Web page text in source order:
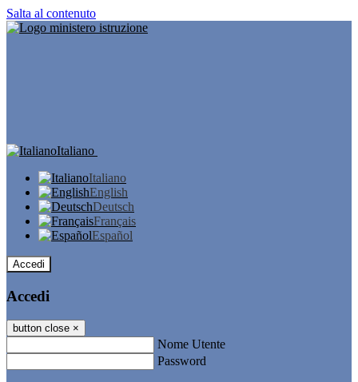
Salta al contenuto
Italiano
Italiano
English
Deutsch
Français
Español
Accedi
Accedi
button close ×
Nome Utente
Password